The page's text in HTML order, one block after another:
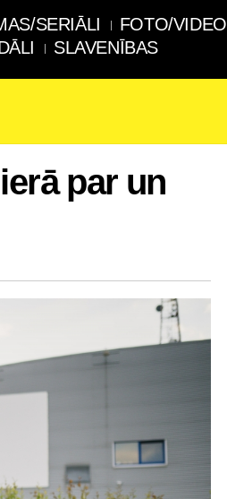
SERIĀLI FOTO/VIDEO
SLAVENĪBAS
par un